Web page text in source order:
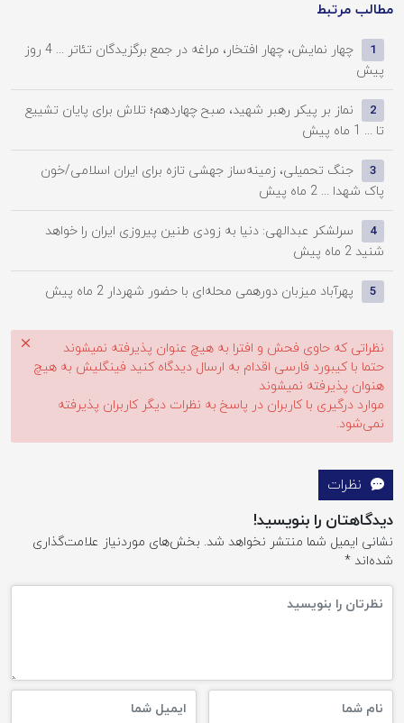
مطالب مرتبط
1 چهار نمایش، چهار افتخار، مراغه در جمع برگزیدگان تئاتر ...
4 روز
پیش
2
نماز بر پیکر رهبر شهید، صبح چهاردهم؛ تلاش برای پایان تشییع
تا ... 1 ماه پیش
3
جنگ تحمیلی، زمینه‌ساز جهشی تازه برای ایران اسلامی/خون
پاک شهدا ... 2 ماه پیش
4
سرلشکر عبدالهی: دنیا به زودی طنین پیروزی ایران را خواهد
شنید 2 ماه پیش
5 پهرآباد میزبان دورهمی محله‌ای با حضور شهردار 2 ماه پیش
نظراتی که حاوی فحش و افترا به هیچ عنوان پذیرفته نمیشوند
حتما با کیبورد فارسی اقدام به ارسال دیدگاه کنید فینگلیش به هیچ
هنوان پذیرفته نمیشوند
موارد درگیری با کاربران در پاسخ به نظرات دیگر کاربران پذیرفته
نمی‌شود.
نظرات
دیدگاهتان را بنویسید!
نشانی ایمیل شما منتشر نخواهد شد. بخش‌های موردنیاز علامت‌گذاری
شده‌اند *